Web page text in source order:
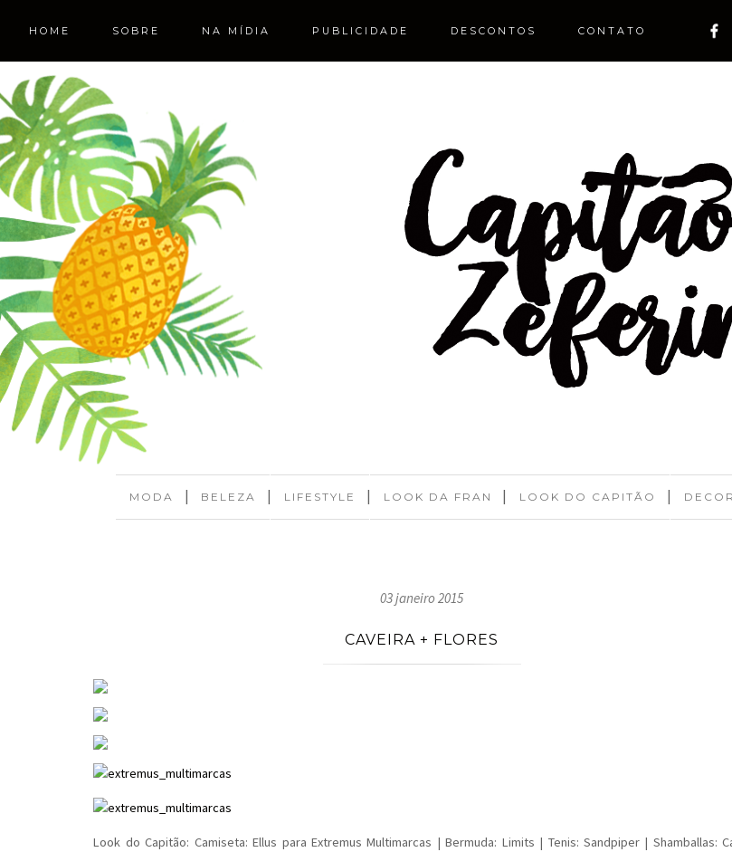
MODA | BELEZA | LIFESTYLE | LOOK DA FRAN | LOOK DO CAPITÃO | DECOR
HOME SOBRE NA MÍDIA PUBLICIDADE DESCONTOS CONTATO
03 janeiro 2015
CAVEIRA + FLORES
Look do Capitão: Camiseta: Ellus para Extremus Multimarcas | Bermuda: Limits | Tenis: Sandpiper | Shamballas: